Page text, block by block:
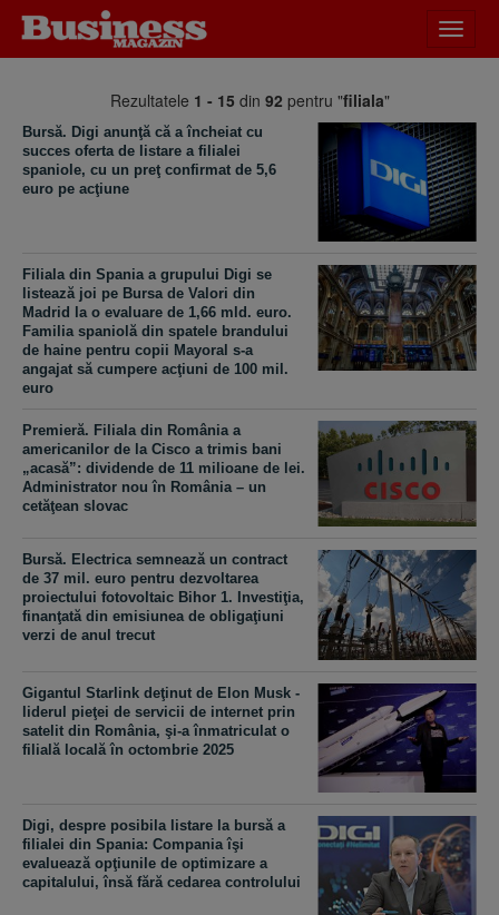
meniu
Rezultatele 1 - 15 din 92 pentru "filiala"
Bursă. Digi anunţă că a încheiat cu
succes oferta de listare a filialei
spaniole, cu un preţ confirmat de 5,6
euro pe acţiune
Filiala din Spania a grupului Digi se
listează joi pe Bursa de Valori din
Madrid la o evaluare de 1,66 mld. euro.
Familia spaniolă din spatele brandului
de haine pentru copii Mayoral s-a
angajat să cumpere acţiuni de 100 mil.
euro
Premieră. Filiala din România a
americanilor de la Cisco a trimis bani
„acasă”: dividende de 11 milioane de lei.
Administrator nou în România – un
cetăţean slovac
Bursă. Electrica semnează un contract
de 37 mil. euro pentru dezvoltarea
proiectului fotovoltaic Bihor 1. Investiţia,
finanţată din emisiunea de obligaţiuni
verzi de anul trecut
Gigantul Starlink deţinut de Elon Musk -
liderul pieţei de servicii de internet prin
satelit din România, şi-a înmatriculat o
filială locală în octombrie 2025
Digi, despre posibila listare la bursă a
filialei din Spania: Compania îşi
evaluează opţiunile de optimizare a
capitalului, însă fără cedarea controlului